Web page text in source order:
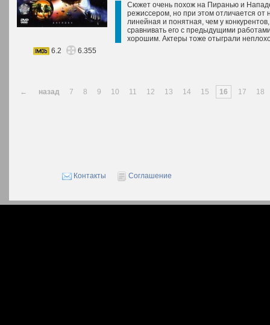
Сюжет очень похож на Пиранью и
режиссером, но при этом отличается
линейная и понятная, чем у
сравнивать его с предыдущими
хорошим. Актеры тоже отыграли
6.2
6.355
← назад 7 8 9 10 11 12 13 14 15 16 17 18
Контакты Соглашение